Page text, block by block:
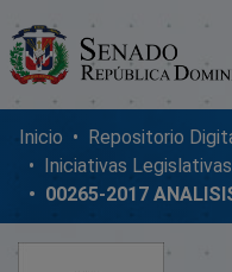
Comunidades
Glosario
Nosotros
Inicio
Iniciativas Legislativas